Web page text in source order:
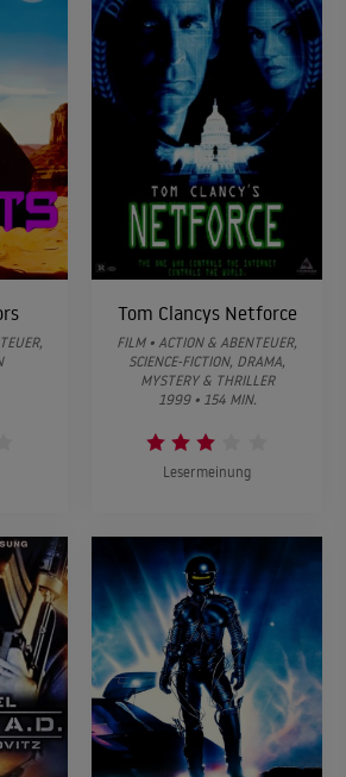
Tom Clancys Netforce
FILM • ACTION & ABENTEUER,
SCIENCE-FICTION, DRAMA,
MYSTERY & THRILLER
1999 • 154 MIN.
Lesermeinung